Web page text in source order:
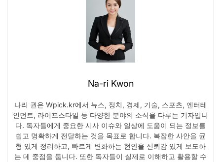
Na-ri Kwon
나리 권은 Wpick.kr에서 뉴스, 정치, 경제, 기술, 스포츠, 엔터테
인먼트, 라이프스타일 등 다양한 분야의 소식을 다루는 기자입니
다. 독자들에게 중요한 시사 이슈와 일상에 도움이 되는 정보를
쉽고 명확하게 전달하는 것을 목표로 합니다. 복잡한 사안을 균
형 있게 정리하고, 빠르게 변화하는 현안을 신뢰감 있게 보도하
는 데 중점을 둡니다. 또한 독자들이 실제로 이해하고 활용할 수